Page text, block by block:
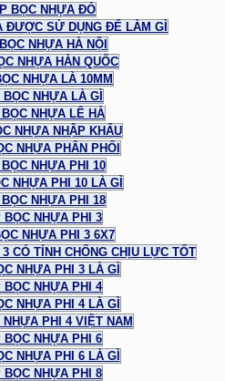
BỌC NHỰA ĐỎ
ĐƯỢC SỬ DỤNG ĐỂ LÀM GÌ
NHỰA HÀ NỘI
NHỰA HÀN QUỐC
NHỰA LÀ 10MM
BỌC NHỰA LÀ GÌ
NHỰA LÊ HÀ
NHỰA NHẬP KHẨU
NHỰA PHÂN PHỐI
NHỰA PHI 10
NHỰA PHI 10 LÀ GÌ
NHỰA PHI 18
BỌC NHỰA PHI 3
NHỰA PHI 3 6X7
CÓ TÍNH CHỐNG CHỊU LỰC TỐT
NHỰA PHI 3 LÀ GÌ
BỌC NHỰA PHI 4
NHỰA PHI 4 LÀ GÌ
NHỰA PHI 4 VIỆT NAM
BỌC NHỰA PHI 6
NHỰA PHI 6 LÀ GÌ
BỌC NHỰA PHI 8